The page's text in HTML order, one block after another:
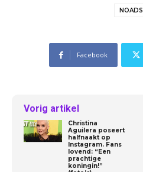
NOADS
Facebook
Vorig artikel
Christina
Aguilera poseert
halfnaakt op
Instagram. Fans
lovend: “Een
prachtige
koningin!”